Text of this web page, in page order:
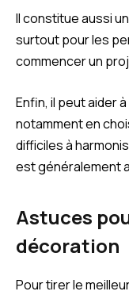
Il constitue aussi
surtout pour les
commencer un
Enfin, il peut aider
notamment en
difficiles à
est généralement
Astuces
décoration
Pour tirer le